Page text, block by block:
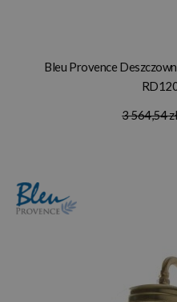
Bleu Provence
3 564,54